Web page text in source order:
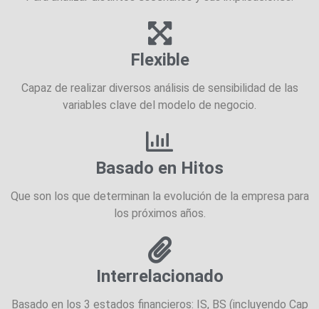
Flexible
Capaz de realizar diversos análisis de sensibilidad de las
variables clave del modelo de negocio.
Basado en Hitos
Que son los que determinan la evolución de la empresa para
los próximos años.
Interrelacionado
Basado en los 3 estados financieros: IS, BS (incluyendo Cap